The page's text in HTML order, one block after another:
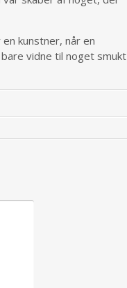
kunstner, når en
vidne til noget smukt